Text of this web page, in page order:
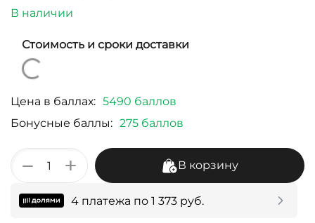
В наличии
Стоимость и сроки доставки
Цена в баллах: 5490 баллов
Бонусные баллы: 275 баллов
+
− В корзину
4 платежа по 1 373 руб.